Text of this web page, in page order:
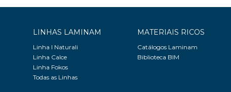
LINHAS LAMINAM
Linha I Naturali
Linha Calce
Linha Fokos
Todas as Linhas
MATERIAIS RICOS
Catálogos Laminam
Biblioteca BIM